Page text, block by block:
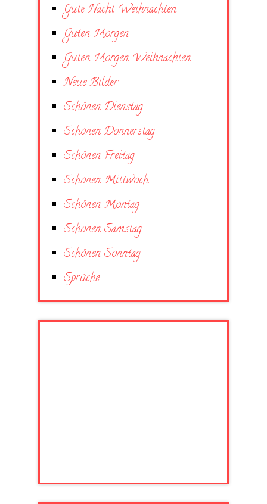
Gute Nacht Weihnachten
Guten Morgen
Guten Morgen Weihnachten
Neue Bilder
Schönen Dienstag
Schönen Donnerstag
Schönen Freitag
Schönen Mittwoch
Schönen Montag
Schönen Samstag
Schönen Sonntag
Sprüche